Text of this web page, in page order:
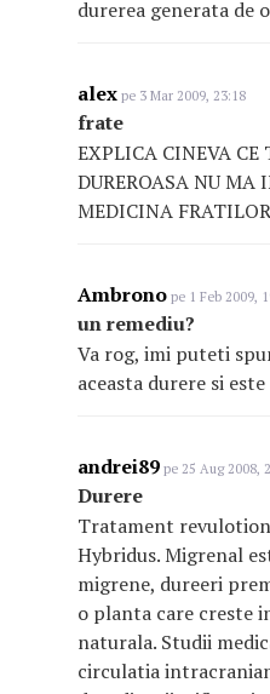
durerea generata de
alex pe 3 Mar 2009, 23:18
frate
EXPLICA CINEVA CE
DUREROASA NU MA
MEDICINA
Ambrono pe 1 Feb 2009,
un remediu?
Va rog, imi puteti
aceasta durere si
andrei89 pe 25 Aug 2008,
Durere
Tratament
Hybridus. Migrenal
migrene, dureeri
o planta care creste
naturala. Studii
circulatia